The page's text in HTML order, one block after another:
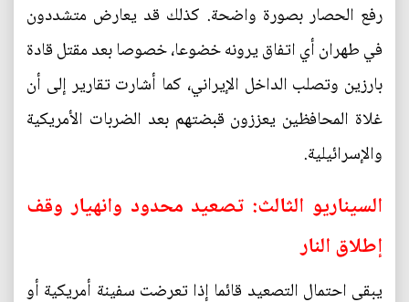
رفع الحصار بصورة واضحة. كذلك قد يعارض متشددون
في طهران أي اتفاق يرونه خضوعا، خصوصا بعد مقتل قادة
بارزين وتصلب الداخل الإيراني، كما أشارت تقارير إلى أن
غلاة المحافظين يعززون قبضتهم بعد الضربات الأمريكية
والإسرائيلية.
السيناريو الثالث: تصعيد محدود وانهيار وقف
إطلاق النار
يبقى احتمال التصعيد قائما إذا تعرضت سفينة أمريكية أو